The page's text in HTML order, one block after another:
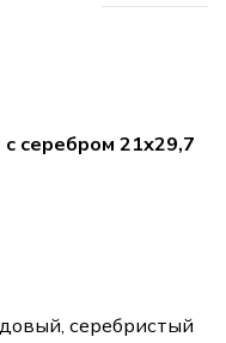
серебром 21х29,7
серебристый